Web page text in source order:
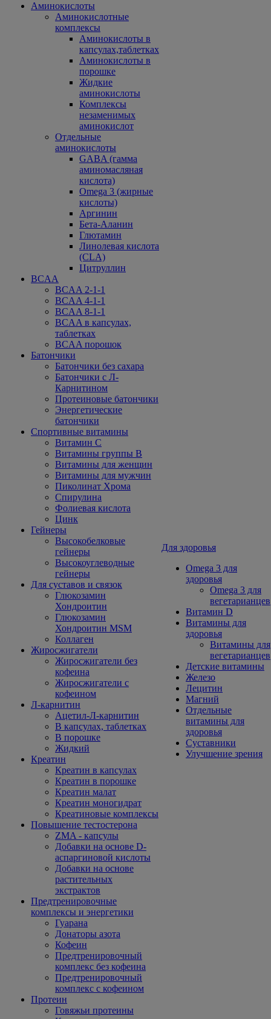
Аминокислоты
Аминокислотные
комплексы
Аминокислоты в
капсулах,таблетках
Аминокислоты в
порошке
Жидкие
аминокислоты
Комплексы
незаменимых
аминокислот
Отдельные
аминокислоты
GABA (гамма
аминомасляная
кислота)
Omega 3 (жирные
кислоты)
Аргинин
Бета-Аланин
Глютамин
Линолевая кислота
(CLA)
Цитруллин
BCAA
BCAA 2-1-1
BCAA 4-1-1
BCAA 8-1-1
BCAA в капсулах,
таблетках
BCAA порошок
Батончики
Батончики без сахара
Батончики с Л-
Карнитином
Протеиновые батончики
Энергетические
батончики
Спортивные витамины
Витамин С
Витамины группы В
Витамины для женщин
Витамины для мужчин
Пиколинат Хрома
Спирулина
Фолиевая кислота
Цинк
Гейнеры
Высокобелковые
гейнеры
Высокоуглеводные
гейнеры
Для суставов и связок
Глюкозамин
Хондроитин
Глюкозамин
Хондроитин MSM
Коллаген
Жиросжигатели
Жиросжигатели без
кофеина
Жиросжигатели с
кофеином
Л-карнитин
Ацетил-Л-карнитин
В капсулах, таблетках
В порошке
Жидкий
Креатин
Креатин в капсулах
Креатин в порошке
Креатин малат
Креатин моногидрат
Креатиновые комплексы
Повышение тестостерона
ZMA - капсулы
Добавки на основе D-
аспаргиновой кислоты
Добавки на основе
растительных
экстрактов
Предтренировочные
комплексы и энергетики
Гуарана
Донаторы азота
Кофеин
Предтренировочный
комплекс без кофеина
Предтренировочный
комплекс с кофеином
Протеин
Говяжьи протеины
Для здоровья
Omega 3 для
здоровья
Omega 3 для
вегетарианцев
Витамин D
Витамины для
здоровья
Витамины для
вегетарианцев
Детские витамины
Железо
Лецитин
Магний
Отдельные
витамины для
здоровья
Суставники
Улучшение зрения